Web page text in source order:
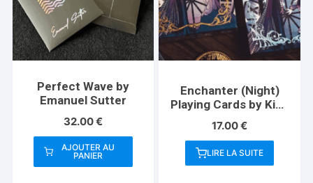
Perfect Wave by
Emanuel Sutter
32.00€
AJOUTER AU
PANIER
Enchanter (Night)
Playing Cards by King
Star
17.00€
LIRE LA SUITE